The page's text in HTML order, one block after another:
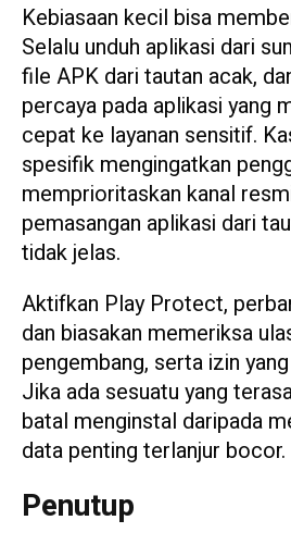
Kebiasaan kecil bisa
Selalu unduh aplikasi dari
file APK dari tautan acak,
percaya pada aplikasi yang
cepat ke layanan sensitif.
spesifik mengingatkan
memprioritaskan kanal
pemasangan aplikasi dari
tidak jelas.
Aktifkan Play Protect,
dan biasakan memeriksa
pengembang, serta izin
Jika ada sesuatu yang
batal menginstal daripada
data penting terlanjur bocor.
Penutup